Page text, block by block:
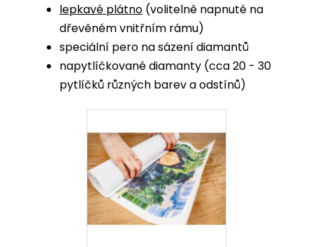
lepkavé plátno (volitelně napnuté na
dřevěném vnitřním rámu)
speciální pero na sázení diamantů
napytlíčkované diamanty (cca 20 - 30
pytlíčků různých barev a odstínů)